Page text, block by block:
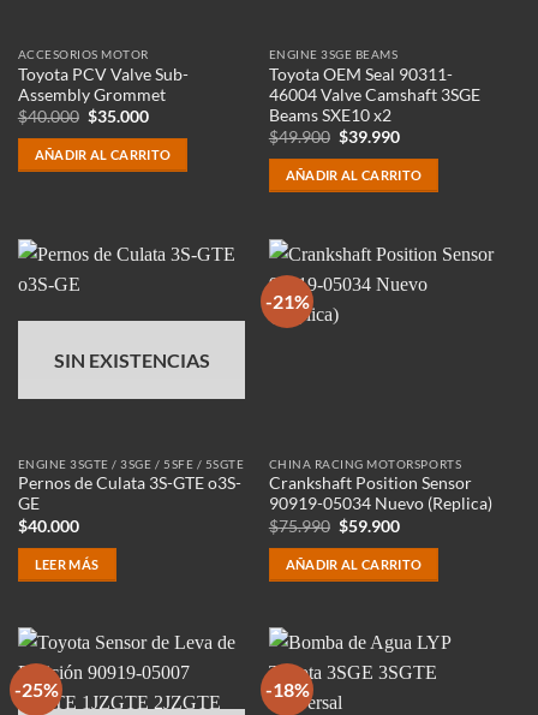
ACCESORIOS MOTOR
Toyota PCV Valve Sub-
Assembly Grommet
$40.000 El
original
era:
$40.000.
$35.000El
actual
es:
$35.000.
AÑADIR AL CARRITO
ENGINE 3SGE BEAMS
Toyota OEM Seal 90311-
46004 Valve Camshaft 3SGE
Beams SXE10 x2
$49.900 El
original
era:
$49.900.
$39.990El
actual
es:
$39.990.
AÑADIR AL CARRITO
SIN EXISTENCIAS
ENGINE 3SGTE / 3SGE / 5SFE / 5SGTE
Pernos de Culata 3S-GTE o3S-
GE
$40.000
LEER MÁS
-21%
CHINA RACING MOTORSPORTS
Crankshaft Position Sensor
90919-05034 Nuevo (Replica)
$75.990 El
original
era:
$75.990.
$59.900El
actual
es:
$59.900.
AÑADIR AL CARRITO
-25% -18%